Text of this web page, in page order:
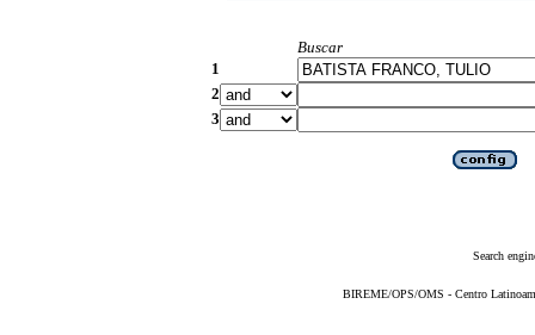
Buscar
1
2
3
Search
BIREME/OPS/OMS - Centro